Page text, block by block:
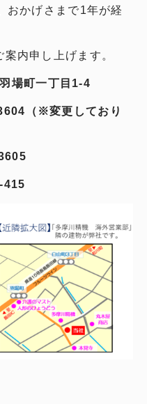
おかげさまで1年が経
内申し上げます。
場町一丁目1-4
（※変更しており
415